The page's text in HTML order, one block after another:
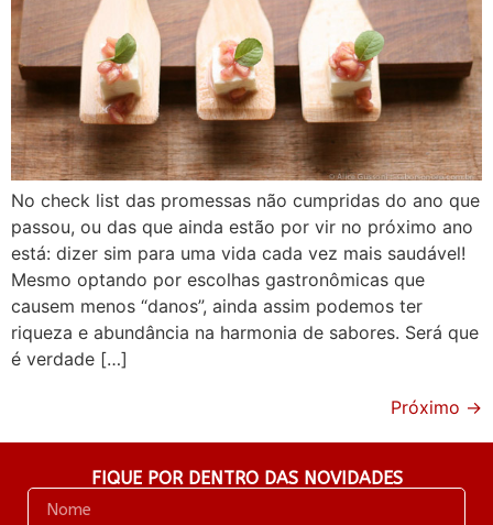
No check list das promessas não cumpridas do ano que
passou, ou das que ainda estão por vir no próximo ano
está: dizer sim para uma vida cada vez mais saudável!
Mesmo optando por escolhas gastronômicas que
causem menos “danos”, ainda assim podemos ter
riqueza e abundância na harmonia de sabores. Será que
é verdade […]
Próximo →
FIQUE POR DENTRO DAS NOVIDADES